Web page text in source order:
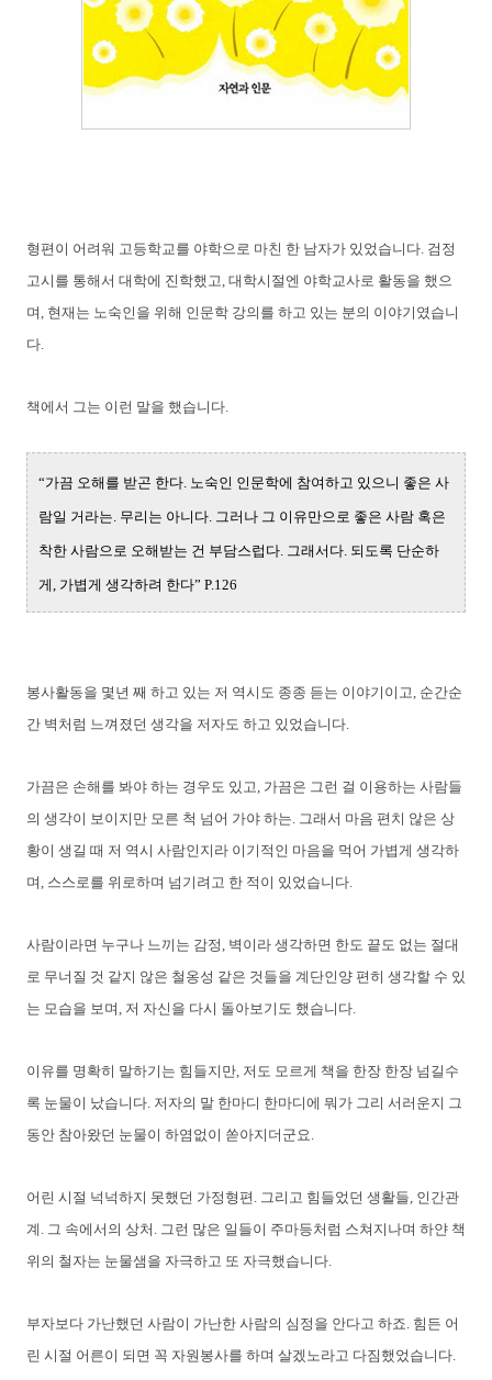
형편이 어려워 고등학교를 야학으로 마친 한 남자가 있었습니다. 검정
고시를 통해서 대학에 진학했고, 대학시절엔 야학교사로 활동을 했으
며, 현재는 노숙인을 위해 인문학 강의를 하고 있는 분의 이야기였습니
다.
책에서 그는 이런 말을 했습니다.
“가끔 오해를 받곤 한다. 노숙인 인문학에 참여하고 있으니 좋은 사
람일 거라는. 무리는 아니다. 그러나 그 이유만으로 좋은 사람 혹은
착한 사람으로 오해받는 건 부담스럽다. 그래서다. 되도록 단순하
게, 가볍게 생각하려 한다” P.126
봉사활동을 몇년 째 하고 있는 저 역시도 종종 듣는 이야기이고, 순간순
간 벽처럼 느껴졌던 생각을 저자도 하고 있었습니다.
가끔은 손해를 봐야 하는 경우도 있고, 가끔은 그런 걸 이용하는 사람들
의 생각이 보이지만 모른 척 넘어 가야 하는. 그래서 마음 편치 않은 상
황이 생길 때 저 역시 사람인지라 이기적인 마음을 먹어 가볍게 생각하
며, 스스로를 위로하며 넘기려고 한 적이 있었습니다.
사람이라면 누구나 느끼는 감정, 벽이라 생각하면 한도 끝도 없는 절대
로 무너질 것 같지 않은 철옹성 같은 것들을 계단인양 편히 생각할 수 있
는 모습을 보며, 저 자신을 다시 돌아보기도 했습니다.
이유를 명확히 말하기는 힘들지만, 저도 모르게 책을 한장 한장 넘길수
록 눈물이 났습니다. 저자의 말 한마디 한마디에 뭐가 그리 서러운지 그
동안 참아왔던 눈물이 하염없이 쏟아지더군요.
어린 시절 넉넉하지 못했던 가정형편. 그리고 힘들었던 생활들, 인간관
계. 그 속에서의 상처. 그런 많은 일들이 주마등처럼 스쳐지나며 하얀 책
위의 철자는 눈물샘을 자극하고 또 자극했습니다.
부자보다 가난했던 사람이 가난한 사람의 심정을 안다고 하죠. 힘든 어
린 시절 어른이 되면 꼭 자원봉사를 하며 살겠노라고 다짐했었습니다.